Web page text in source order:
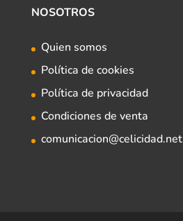
NOSOTROS
Quien somos
Política de cookies
Política de privacidad
Condiciones de venta
comunicacion@celicidad.net